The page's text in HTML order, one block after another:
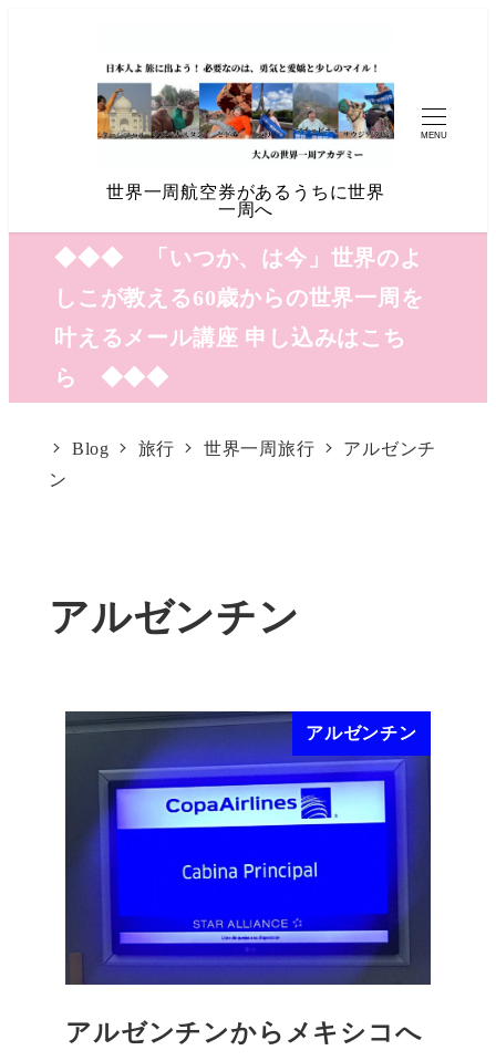
世界一周航空券があるうちに世界
一周へ
MENU
◆◆◆ 「いつか、は今」世界のよ
しこが教える60歳からの世界一周を
叶えるメール講座 申し込みはこち
ら ◆◆◆
Blog 旅行 世界一周旅行
アルゼンチ
ン
アルゼンチン
アルゼンチン
アルゼンチンからメキシコへ